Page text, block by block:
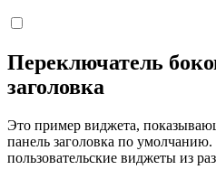
Переключатель
заголовка
Это пример виджета,
панель заголовка по
пользовательские виджеты из